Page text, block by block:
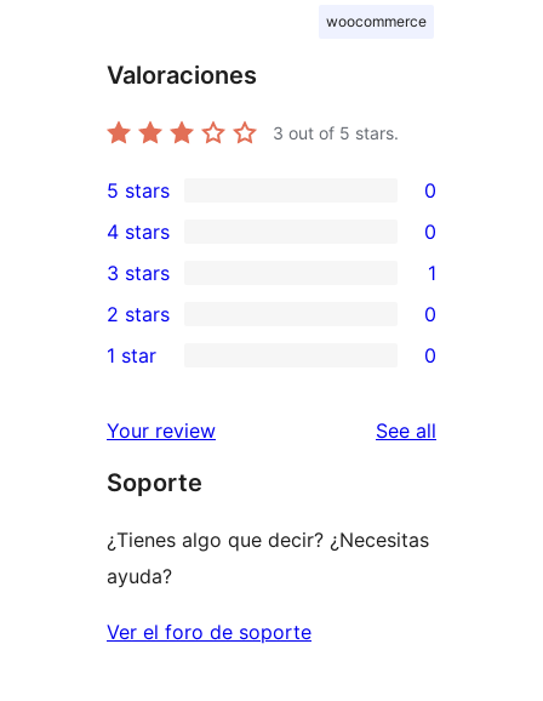
woocommerce
Valoraciones
3 out of 5 stars.
0
5-
star
reviews
5 stars 0
4-
star
reviews
4 stars 0
1
3-
star
3 stars 1
2-
reviews
2 stars 0
star
reviews
1 star 0
Your review See all
Soporte
¿Tienes algo que decir? ¿Necesitas
ayuda?
Ver el foro de soporte